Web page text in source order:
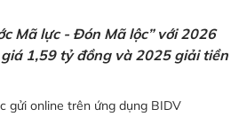
Mã lực - Đón Mã lộc” với 2026
1,59 tỷ đồng và 2025 giải tiền
gửi online trên ứng dụng BIDV